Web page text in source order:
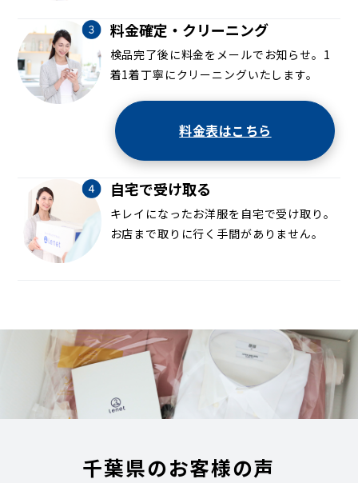
料金確定・クリーニング
検品完了後に料金をメールでお知らせ。1
着1着丁寧にクリーニングいたします。
料金表はこちら
自宅で受け取る
キレイになったお洋服を自宅で受け取り。
お店まで取りに行く手間がありません。
千葉県のお客様の声